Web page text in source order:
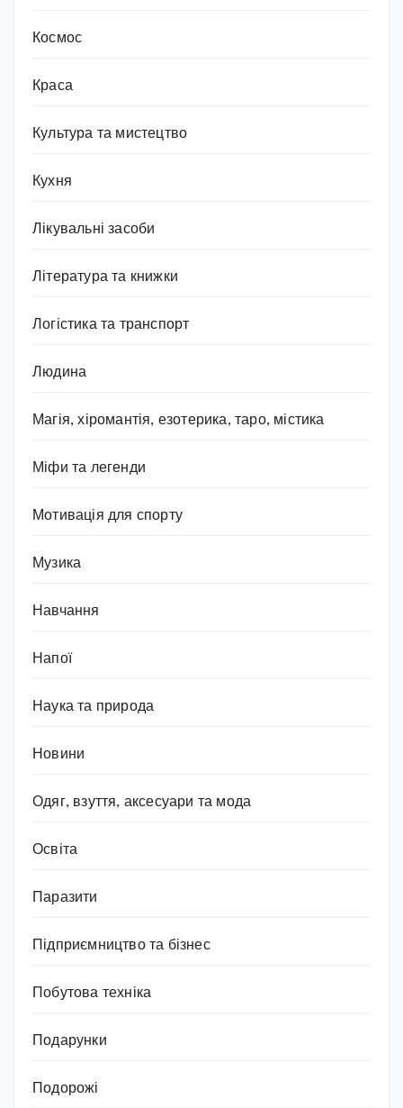
Космос
Краса
Культура та мистецтво
Кухня
Лікувальні засоби
Література та книжки
Логістика та транспорт
Людина
Магія, хіромантія, езотерика, таро, містика
Міфи та легенди
Мотивація для спорту
Музика
Навчання
Напої
Наука та природа
Новини
Одяг, взуття, аксесуари та мода
Освіта
Паразити
Підприємництво та бізнес
Побутова техніка
Подарунки
Подорожі